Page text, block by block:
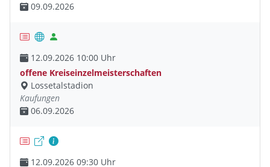
09.09.2026
12.09.2026 10:00 Uhr
offene Kreiseinzelmeisterschaften
Lossetalstadion
Kaufungen
06.09.2026
12.09.2026 09:30 Uhr